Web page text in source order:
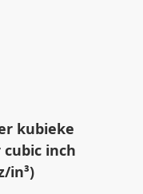
kubieke
inch
in³)